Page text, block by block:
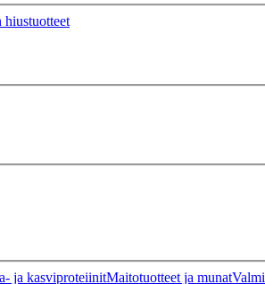
hiustuotteet
ja kasviproteiinitMaitotuotteet ja munat